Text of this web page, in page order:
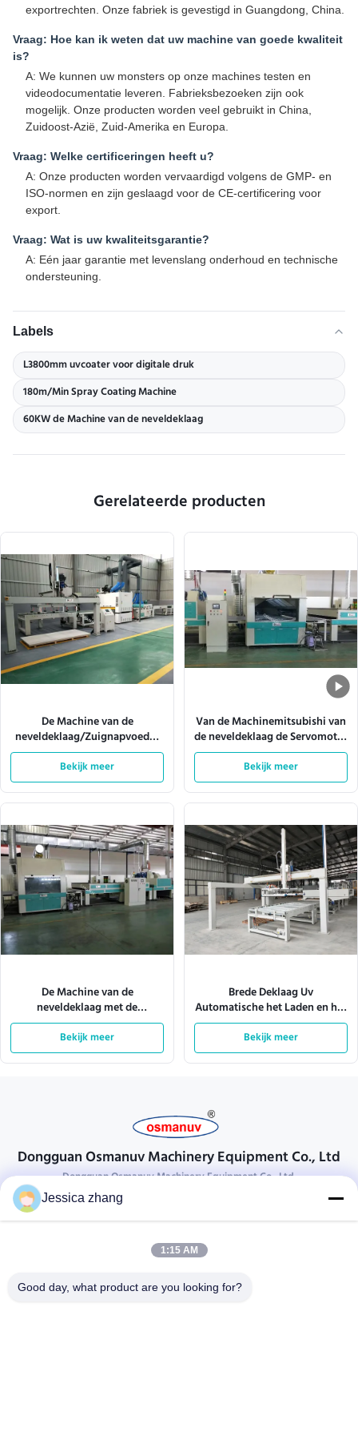
exportrechten. Onze fabriek is gevestigd in Guangdong, China.
Vraag: Hoe kan ik weten dat uw machine van goede kwaliteit
is?
A: We kunnen uw monsters op onze machines testen en
videodocumentatie leveren. Fabrieksbezoeken zijn ook
mogelijk. Onze producten worden veel gebruikt in China,
Zuidoost-Azië, Zuid-Amerika en Europa.
Vraag: Welke certificeringen heeft u?
A: Onze producten worden vervaardigd volgens de GMP- en
ISO-normen en zijn geslaagd voor de CE-certificering voor
export.
Vraag: Wat is uw kwaliteitsgarantie?
A: Eén jaar garantie met levenslang onderhoud en technische
ondersteuning.
Labels
L3800mm uvcoater voor digitale druk
180m/Min Spray Coating Machine
60KW de Machine van de neveldeklaag
Gerelateerde producten
De Machine van de
neveldeklaag/Zuignapvoeder
10m/Min
Bekijk meer
Van de Machinemitsubishi van
de neveldeklaag de Servomotor
W920mm 180m/Min
Bekijk meer
De Machine van de
neveldeklaag met de
Verlichting 380V 28kw van Tec
van het Transportbandsysteem
Bekijk meer
Brede Deklaag Uv
Automatische het Laden en het
Leegmaken Machine 4KW
1600mm
Bekijk meer
Dongguan Osmanuv Machinery Equipment Co., Ltd
Dongguan Osmanuv Machinery Equipment Co., Ltd.
Neem contact op.
28 tweede industrieel, wei van Liu chong, Wanjiang, DongGuan,
86-769 -88125248
Jessica zhang
1:15 AM
Good day, what product are you looking for?